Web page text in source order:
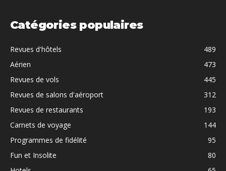
Catégories populaires
Revues d'hôtels
489
Aérien
473
Revues de vols
445
Revues de salons d'aéroport
312
Revues de restaurants
193
Carnets de voyage
144
Programmes de fidélité
95
Fun et Insolite
80